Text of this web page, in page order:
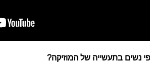
נשים בתעשייה של המוזיקה?